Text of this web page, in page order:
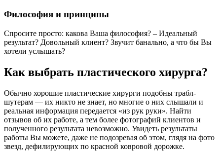
Философия и принципы
Спросите просто: какова Ваша философия? – Идеальный
результат? Довольный клиент? Звучит банально, а что бы Вы
хотели услышать?
Как выбрать пластического хирурга?
Обычно хорошие пластические хирурги подобны трабл-
шутерам — их никто не знает, но многие о них слышали и
реальная информация передается «из рук руки». Найти
отзывов об их работе, а тем более фотографий клиентов и
полученного результата невозможно. Увидеть результаты
работы Вы можете, даже не подозревая об этом, глядя на фото
звезд, дефилирующих по красной ковровой дорожке.